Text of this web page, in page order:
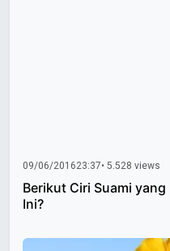
09/06/201623:37• 5.528 views
Berikut Ciri Suami
Ini?